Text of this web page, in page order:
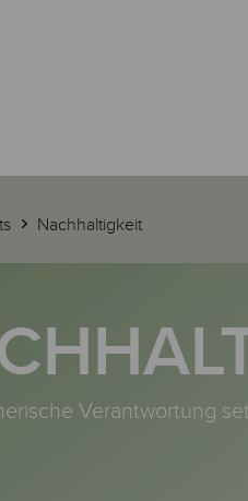
Nachhaltigkeit
Verantwortung